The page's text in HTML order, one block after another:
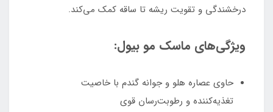
درخشندگی و تقویت ریشه تا ساقه کمک می‌کند.
ویژگی‌های ماسک مو بیول:
حاوی عصاره هلو و جوانه گندم با خاصیت
تغذیه‌کننده و رطوبت‌رسان قوی